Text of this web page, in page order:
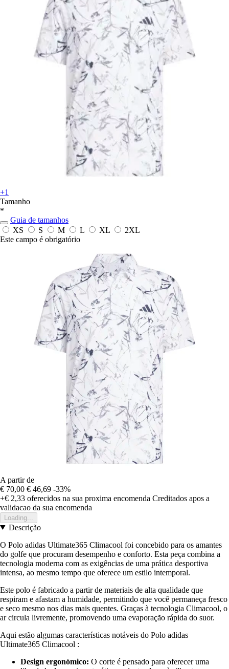
+1
Tamanho
*
Guia de tamanhos
XS
S M L XL
2XL
Este campo é obrigatório
A partir de
€ 70,00 € 46,69 -33%
+€ 2,33 oferecidos na sua proxima encomenda Creditados apos a
validacao da sua encomenda
Loading...
Descrição
O Polo adidas Ultimate365 Climacool foi concebido para os amantes
do golfe que procuram desempenho e conforto. Esta peça combina a
tecnologia moderna com as exigências de uma prática desportiva
intensa, ao mesmo tempo que oferece um estilo intemporal.
Este polo é fabricado a partir de materiais de alta qualidade que
respiram e afastam a humidade, permitindo que você permaneça fresco
e seco mesmo nos dias mais quentes. Graças à tecnologia Climacool, o
ar circula livremente, promovendo uma evaporação rápida do suor.
Aqui estão algumas características notáveis do Polo adidas
Ultimate365 Climacool :
Design ergonómico: O corte é pensado para oferecer uma